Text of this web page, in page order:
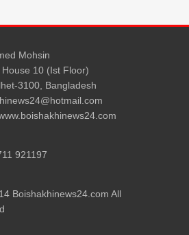
Mohsin
10 (Ist Floor)
3100, Bangladesh
921197
Boishakhinews24.com All